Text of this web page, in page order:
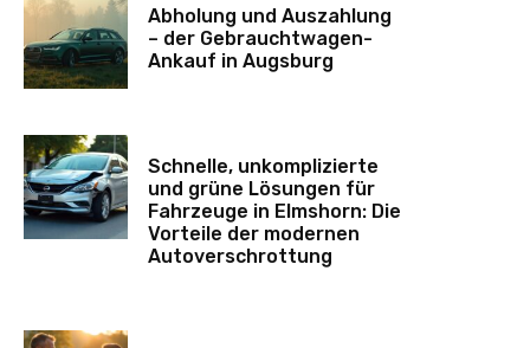
Abholung und Auszahlung
– der Gebrauchtwagen-
Ankauf in Augsburg
Schnelle, unkomplizierte
und grüne Lösungen für
Fahrzeuge in Elmshorn: Die
Vorteile der modernen
Autoverschrottung